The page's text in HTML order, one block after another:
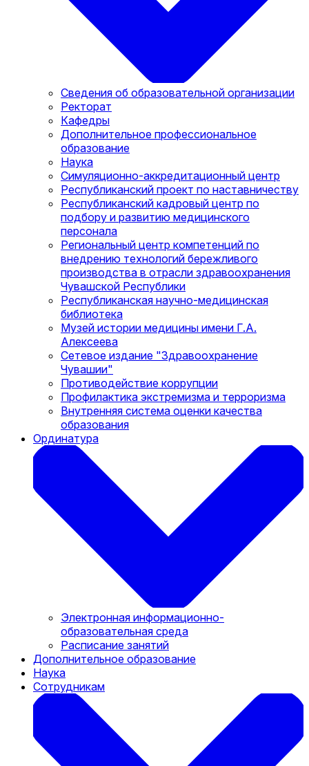
Сведения об образовательной организации
Ректорат
Кафедры
Дополнительное профессиональное
образование
Наука
Симуляционно-аккредитационный центр
Республиканский проект по наставничеству
Республиканский кадровый центр по
подбору и развитию медицинского
персонала
Региональный центр компетенций по
внедрению технологий бережливого
производства в отрасли здравоохранения
Чувашской Республики
Республиканская научно-медицинская
библиотека
Музей истории медицины имени Г.А.
Алексеева
Сетевое издание "Здравоохранение
Чувашии"
Противодействие коррупции
Профилактика экстремизма и терроризма
Внутренняя система оценки качества
образования
Ординатура
Электронная информационно-
образовательная среда
Расписание занятий
Дополнительное образование
Наука
Сотрудникам